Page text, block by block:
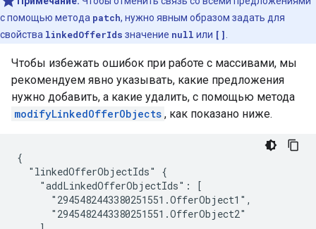
с помощью метода patch, нужно явным образом задать для
свойства linkedOfferIds значение null или []
Чтобы избежать ошибок при работе с массивами, мы
рекомендуем явно указывать, какие предложения
нужно добавить, а какие удалить, с помощью метода
modifyLinkedOfferObjects , как показано ниже.
{
  "linkedOfferObjectIds" {
    "addLinkedOfferObjectIds": [
      "2945482443380251551.OfferObject1",
      "2945482443380251551.OfferObject2"